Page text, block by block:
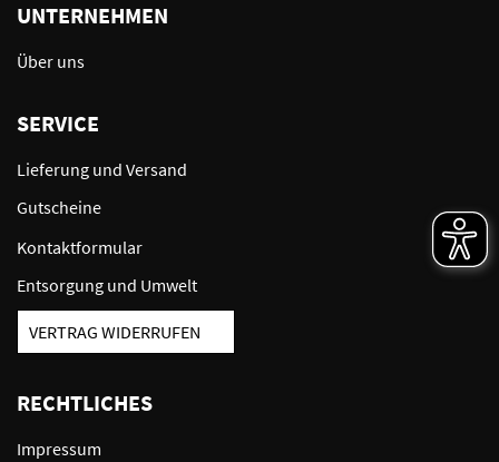
UNTERNEHMEN
Über uns
SERVICE
Lieferung und Versand
Gutscheine
Kontaktformular
Entsorgung und Umwelt
VERTRAG WIDERRUFEN
RECHTLICHES
Impressum